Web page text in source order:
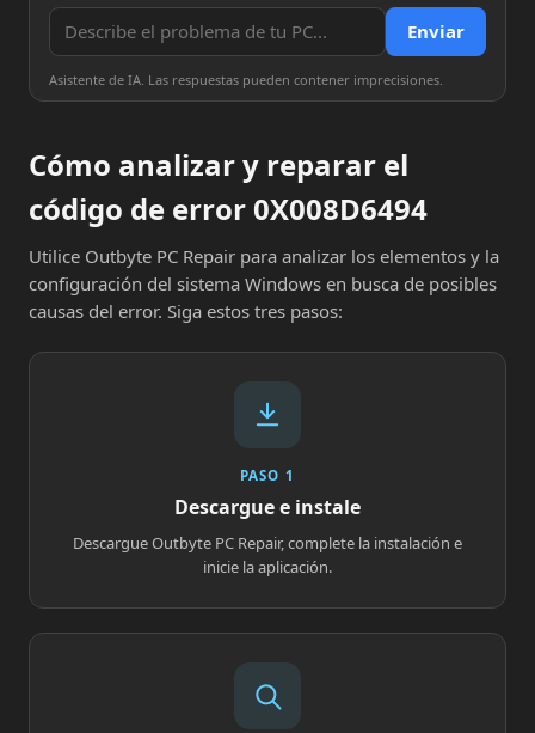
Enviar
Asistente de IA. Las respuestas pueden contener imprecisiones.
Cómo analizar y reparar el
código de error 0X008D6494
Utilice Outbyte PC Repair para analizar los elementos y la
configuración del sistema Windows en busca de posibles
causas del error. Siga estos tres pasos:
PASO 1
Descargue e instale
Descargue Outbyte PC Repair, complete la instalación e
inicie la aplicación.